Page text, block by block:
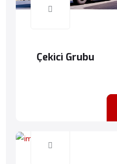
Çekici Grubu